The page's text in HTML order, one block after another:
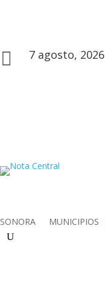
 7 agosto, 2026
SONORA MUNICIPIOS